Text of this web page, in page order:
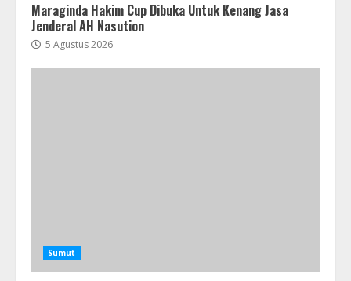
Maraginda Hakim Cup Dibuka Untuk Kenang Jasa
Jenderal AH Nasution
5 Agustus 2026
Sumut